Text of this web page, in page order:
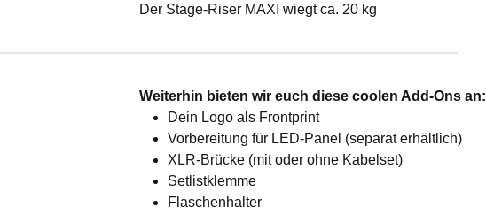
Der Stage-Riser MAXI wiegt ca. 20 kg
Weiterhin bieten wir euch diese coolen Add-Ons an:
Dein Logo als Frontprint
Vorbereitung für LED-Panel (separat erhältlich)
XLR-Brücke (mit oder ohne Kabelset)
Setlistklemme
Flaschenhalter